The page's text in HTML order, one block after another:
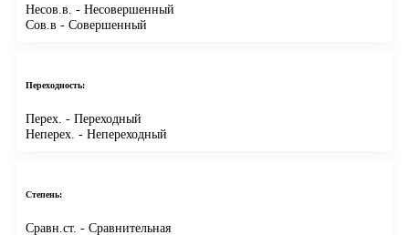
Несов.в. - Несовершенный
Сов.в - Совершенный
Переходность:
Перех. - Переходный
Неперех. - Непереходный
Степень:
Сравн.ст. - Сравнительная